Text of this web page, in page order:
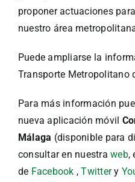
proponer actuaciones
nuestro área
Puede ampliarse la
Transporte Metropolitano
Para más información
nueva aplicación móvil
Málaga (disponible para
consultar en nuestraweb,
de Facebook ,Twittery